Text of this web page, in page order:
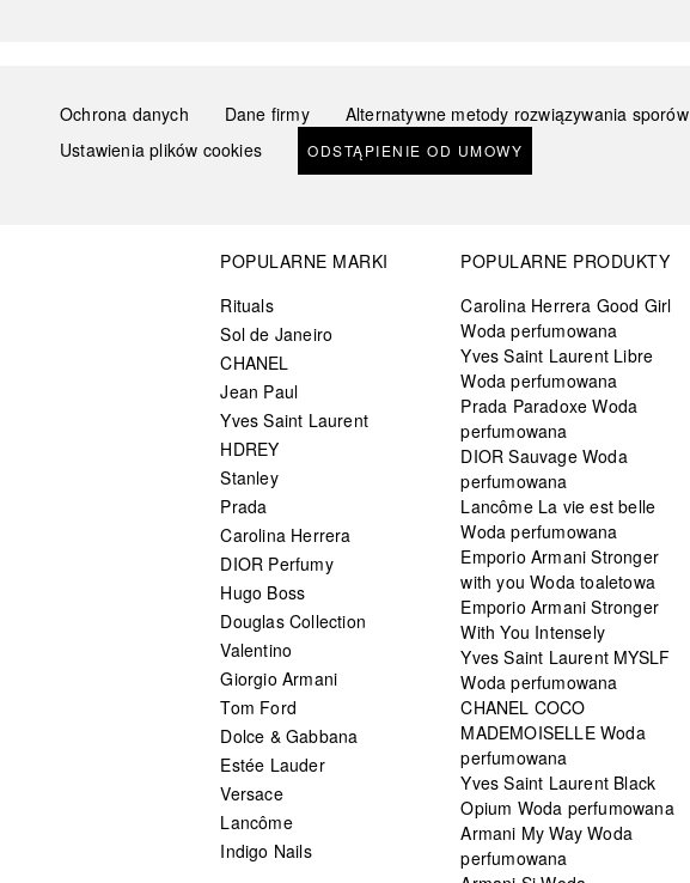
Ochrona danych Dane firmy Alternatywne metody rozwiązywania sporów
Ustawienia plików cookies
ODSTĄPIENIE OD UMOWY
POPULARNE MARKI
Rituals
Sol de Janeiro
CHANEL
Jean Paul
Yves Saint Laurent
HDREY
Stanley
Prada
Carolina Herrera
DIOR Perfumy
Hugo Boss
Douglas Collection
Valentino
Giorgio Armani
Tom Ford
Dolce & Gabbana
Estée Lauder
Versace
Lancôme
Indigo Nails
POPULARNE PRODUKTY
Carolina Herrera Good Girl
Woda perfumowana
Yves Saint Laurent Libre
Woda perfumowana
Prada Paradoxe Woda
perfumowana
DIOR Sauvage Woda
perfumowana
Lancôme La vie est belle
Woda perfumowana
Emporio Armani Stronger
with you Woda toaletowa
Emporio Armani Stronger
With You Intensely
Yves Saint Laurent MYSLF
Woda perfumowana
CHANEL COCO
MADEMOISELLE Woda
perfumowana
Yves Saint Laurent Black
Opium Woda perfumowana
Armani My Way Woda
perfumowana